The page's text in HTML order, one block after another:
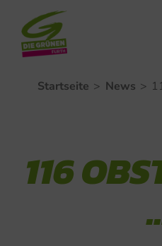
Startseite > News >
116